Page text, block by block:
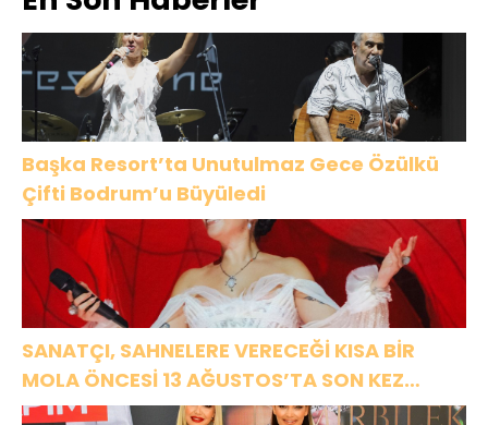
High”
Başka Resort’ta Unutulmaz Gece Özülkü
Çifti Bodrum’u Büyüledi
SANATÇI, SAHNELERE VERECEĞİ KISA BİR
MOLA ÖNCESİ 13 AĞUSTOS’TA SON KEZ
HARBİYE’DE OLACAK!